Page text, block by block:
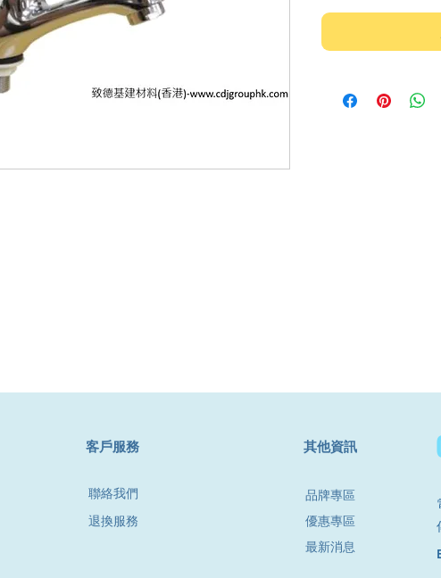
​客戶服務
聯絡我們
退換服務
其他資訊
品牌專區
優惠專區
最新消息